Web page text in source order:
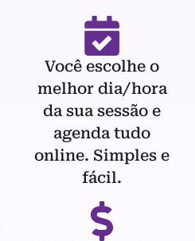
Você escolhe o
melhor dia/hora
da sua sessão e
agenda tudo
online. Simples e
fácil.